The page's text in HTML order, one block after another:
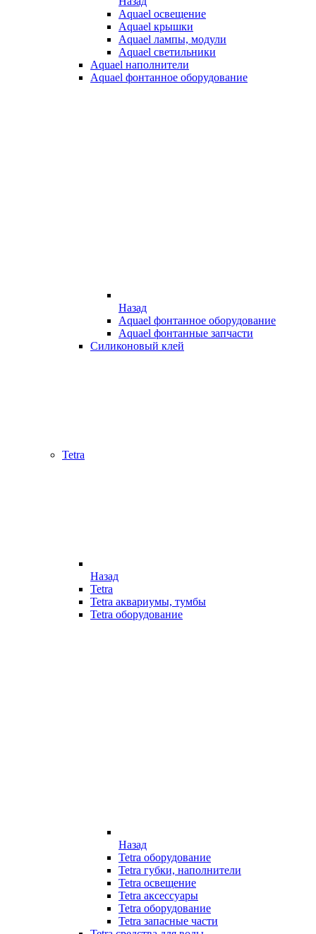
Aquael освещение
Aquael крышки
Aquael лампы, модули
Aquael светильники
Aquael наполнители
Aquael фонтанное оборудование
Назад
Aquael фонтанное оборудование
Aquael фонтанные запчасти
Силиконовый клей
Tetra
Назад
Tetra
Tetra аквариумы, тумбы
Tetra оборудование
Назад
Tetra оборудование
Tetra губки, наполнители
Tetra освещение
Tetra аксессуары
Tetra оборудование
Tetra запасные части